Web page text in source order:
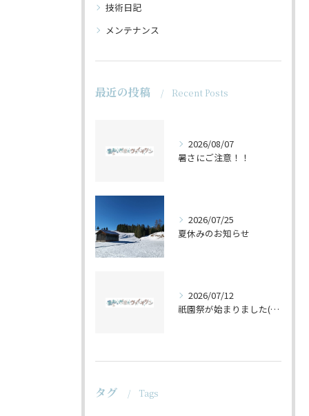
技術日記
メンテナンス
最近の投稿 Recent Posts
2026/08/07
暑さにご注意！！
2026/07/25
夏休みのお知らせ
2026/07/12
祇園祭が始まりました(^^♪
タグ Tags